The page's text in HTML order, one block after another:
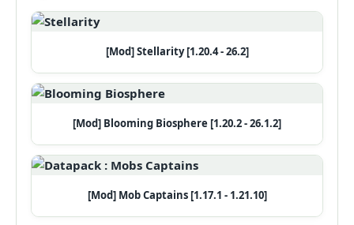
[Mod] Stellarity [1.20.4 - 26.2]
[Mod] Blooming Biosphere [1.20.2 - 26.1.2]
[Mod] Mob Captains [1.17.1 - 1.21.10]